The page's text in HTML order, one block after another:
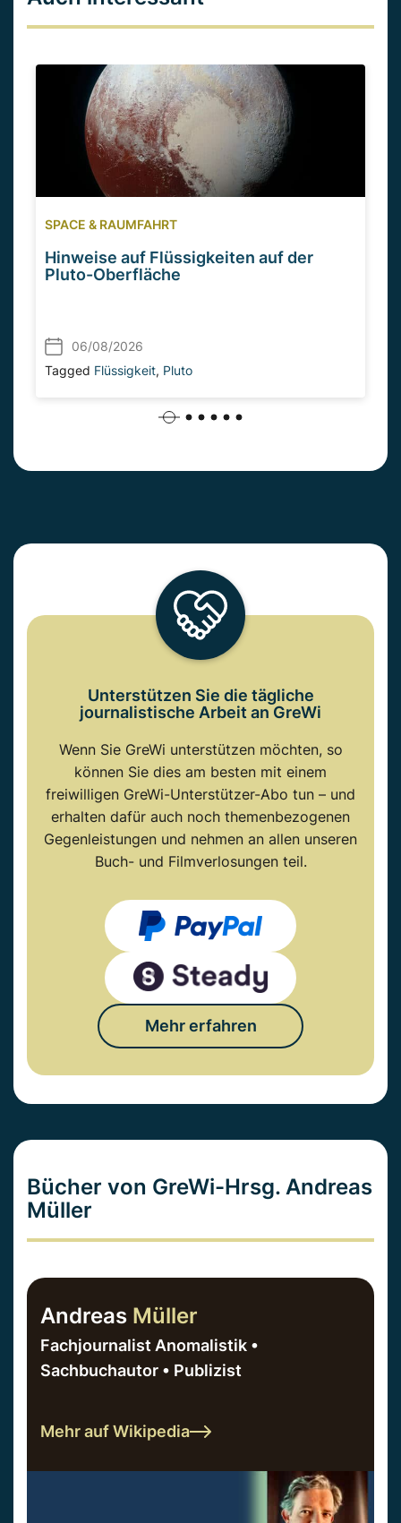
SPACE & RAUMFAHRT
Hinweise auf Flüssigkeiten auf der
Pluto-Oberfläche
06/08/2026
Tagged Flüssigkeit, Pluto
Unterstützen Sie die tägliche
journalistische Arbeit an GreWi
Wenn Sie GreWi unterstützen möchten, so
können Sie dies am besten mit einem
freiwilligen GreWi-Unterstützer-Abo tun – und
erhalten dafür auch noch themenbezogenen
Gegenleistungen und nehmen an allen unseren
Buch- und Filmverlosungen teil.
Mehr erfahren
Bücher von GreWi-Hrsg. Andreas
Müller
Andreas Müller
Fachjournalist Anomalistik •
Sachbuchautor • Publizist
Mehr auf Wikipedia